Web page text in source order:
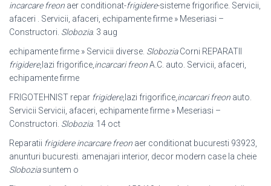
incarcare freon aer conditionat-frigidere-sisteme frigorifice. Servicii,
afaceri . Servicii, afaceri, echipamente firme » Meseriasi –
Constructori. Slobozia. 3 aug
echipamente firme » Servicii diverse. SloboziaCorni REPARATII
frigidere, lazi frigorifice, incarcari freonA.C. auto. Servicii, afaceri,
echipamente firme
FRIGOTEHNIST repar frigidere,lazi frigorifice, incarcari freon auto.
Servicii Servicii, afaceri, echipamente firme » Meseriasi –
Constructori. Slobozia. 14 oct
Reparatii frigidere incarcare freon aer conditionat bucuresti 93923,
anunturi bucuresti. amenajari interior, decor modern case la cheie
Sloboziasuntem o